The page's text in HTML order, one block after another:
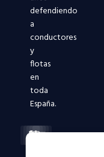
defendiendo
a
conductores
y
flotas
en
toda
España.
Facebook-
X-
Instagram
Linkedin-
Youtube